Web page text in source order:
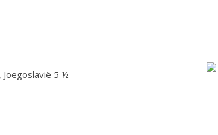
Joegoslavië 5 ½